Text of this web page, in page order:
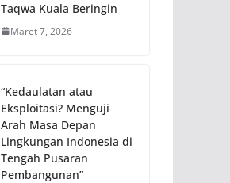
Taqwa Kuala Beringin
Maret 7, 2026
“Kedaulatan atau
Eksploitasi? Menguji
Arah Masa Depan
Lingkungan Indonesia di
Tengah Pusaran
Pembangunan”